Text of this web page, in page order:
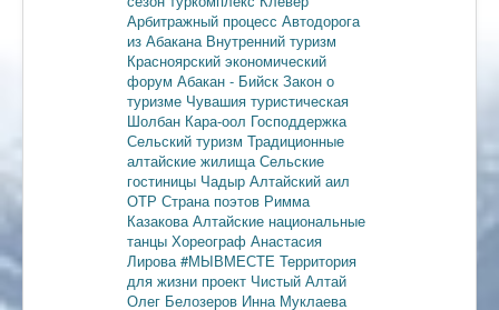
Арбитражный процесс Автодорога
из Абакана Внутренний туризм
Красноярский экономический
форум Абакан - Бийск Закон о
туризме Чувашия туристическая
Шолбан Кара-оол Господдержка
Сельский туризм Традиционные
алтайские жилища Сельские
гостиницы Чадыр Алтайский аил
ОТР Страна поэтов Римма
Казакова Алтайские национальные
танцы Хореограф Анастасия
Лирова #МЫВМЕСТЕ Территория
для жизни проект Чистый Алтай
Олег Белозеров Инна Муклаева